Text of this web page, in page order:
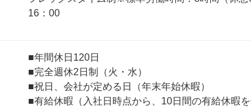
16：00
■年間休日120日
■完全週休2日制（火・水）
■祝日、会社が定める日（年末年始休暇）
■有給休暇（入社日時点から、10日間の有給休暇を